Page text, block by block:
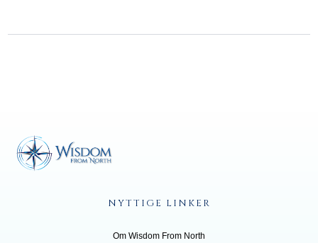
NYTTIGE LINKER
Om Wisdom From North